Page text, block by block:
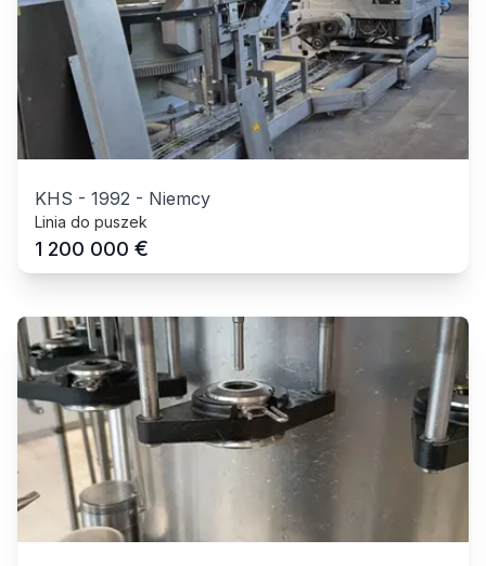
KHS - 1992 - Niemcy
Linia do puszek
1 200 000 €